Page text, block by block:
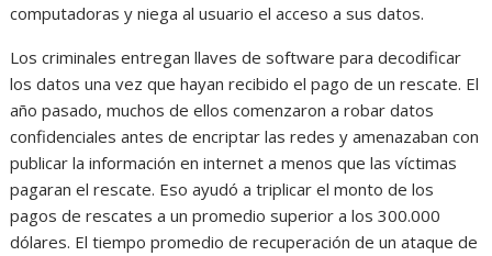
computadoras y niega al usuario el acceso a sus datos.
Los criminales entregan llaves de software para decodificar
los datos una vez que hayan recibido el pago de un rescate. El
año pasado, muchos de ellos comenzaron a robar datos
confidenciales antes de encriptar las redes y amenazaban con
publicar la información en internet a menos que las víctimas
pagaran el rescate. Eso ayudó a triplicar el monto de los
pagos de rescates a un promedio superior a los 300.000
dólares. El tiempo promedio de recuperación de un ataque de